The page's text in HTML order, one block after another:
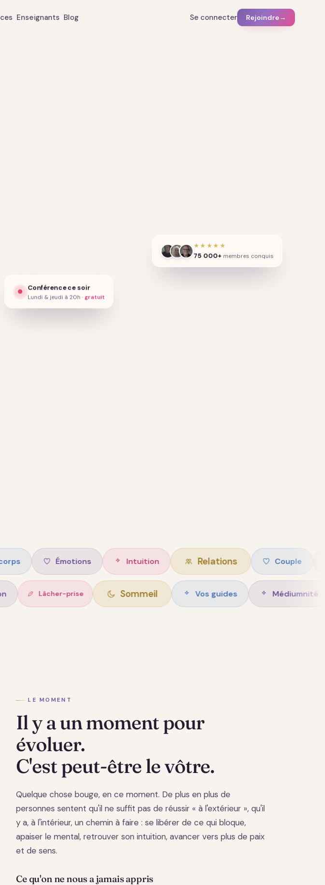
Enseignants Blog Se connecter Rejoindre →
Conférence ce soir
Lundi & jeudi à 20h · gratuit
★★★★★
75 000+ membres conquis
Émotions Intuition Relations Couple
Lâcher-prise Sommeil Vos guides
LE MOMENT
Il y a un moment pour
évoluer.
C'est peut-être le vôtre.
Quelque chose bouge, en ce moment. De plus en plus de
personnes sentent qu'il ne suffit pas de réussir « à l'extérieur », qu'il
y a, à l'intérieur, un chemin à faire : se libérer de ce qui bloque,
apaiser le mental, retrouver son intuition, avancer vers plus de paix
et de sens.
Ce qu'on ne nous a jamais appris